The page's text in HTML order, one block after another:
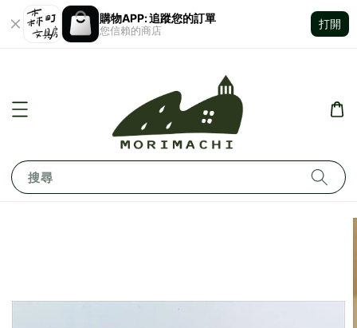
購物APP: 追蹤您的訂單
您信賴的商店
打開
搜尋